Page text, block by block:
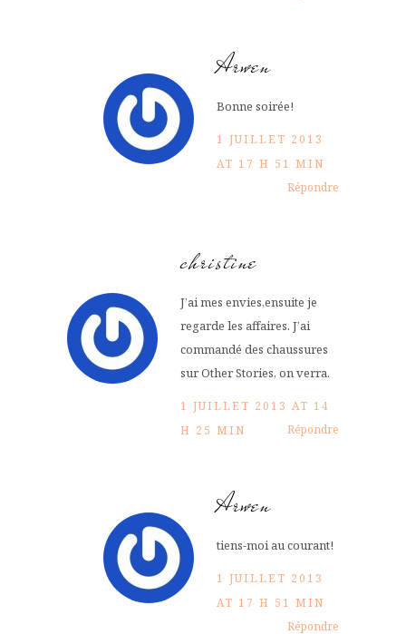
Arwen
Bonne soirée!
1 JUILLET 2013
AT 17 H 51 MIN
Répondre
christine
J’ai mes envies,ensuite je
regarde les affaires. J’ai
commandé des chaussures
sur Other Stories, on verra.
1 JUILLET 2013 AT 14
H 25 MIN
Répondre
Arwen
tiens-moi au courant!
1 JUILLET 2013
AT 17 H 51 MIN
Répondre